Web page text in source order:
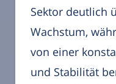
Sektor deutlich
Wachstum,
von einer
und Stabilität